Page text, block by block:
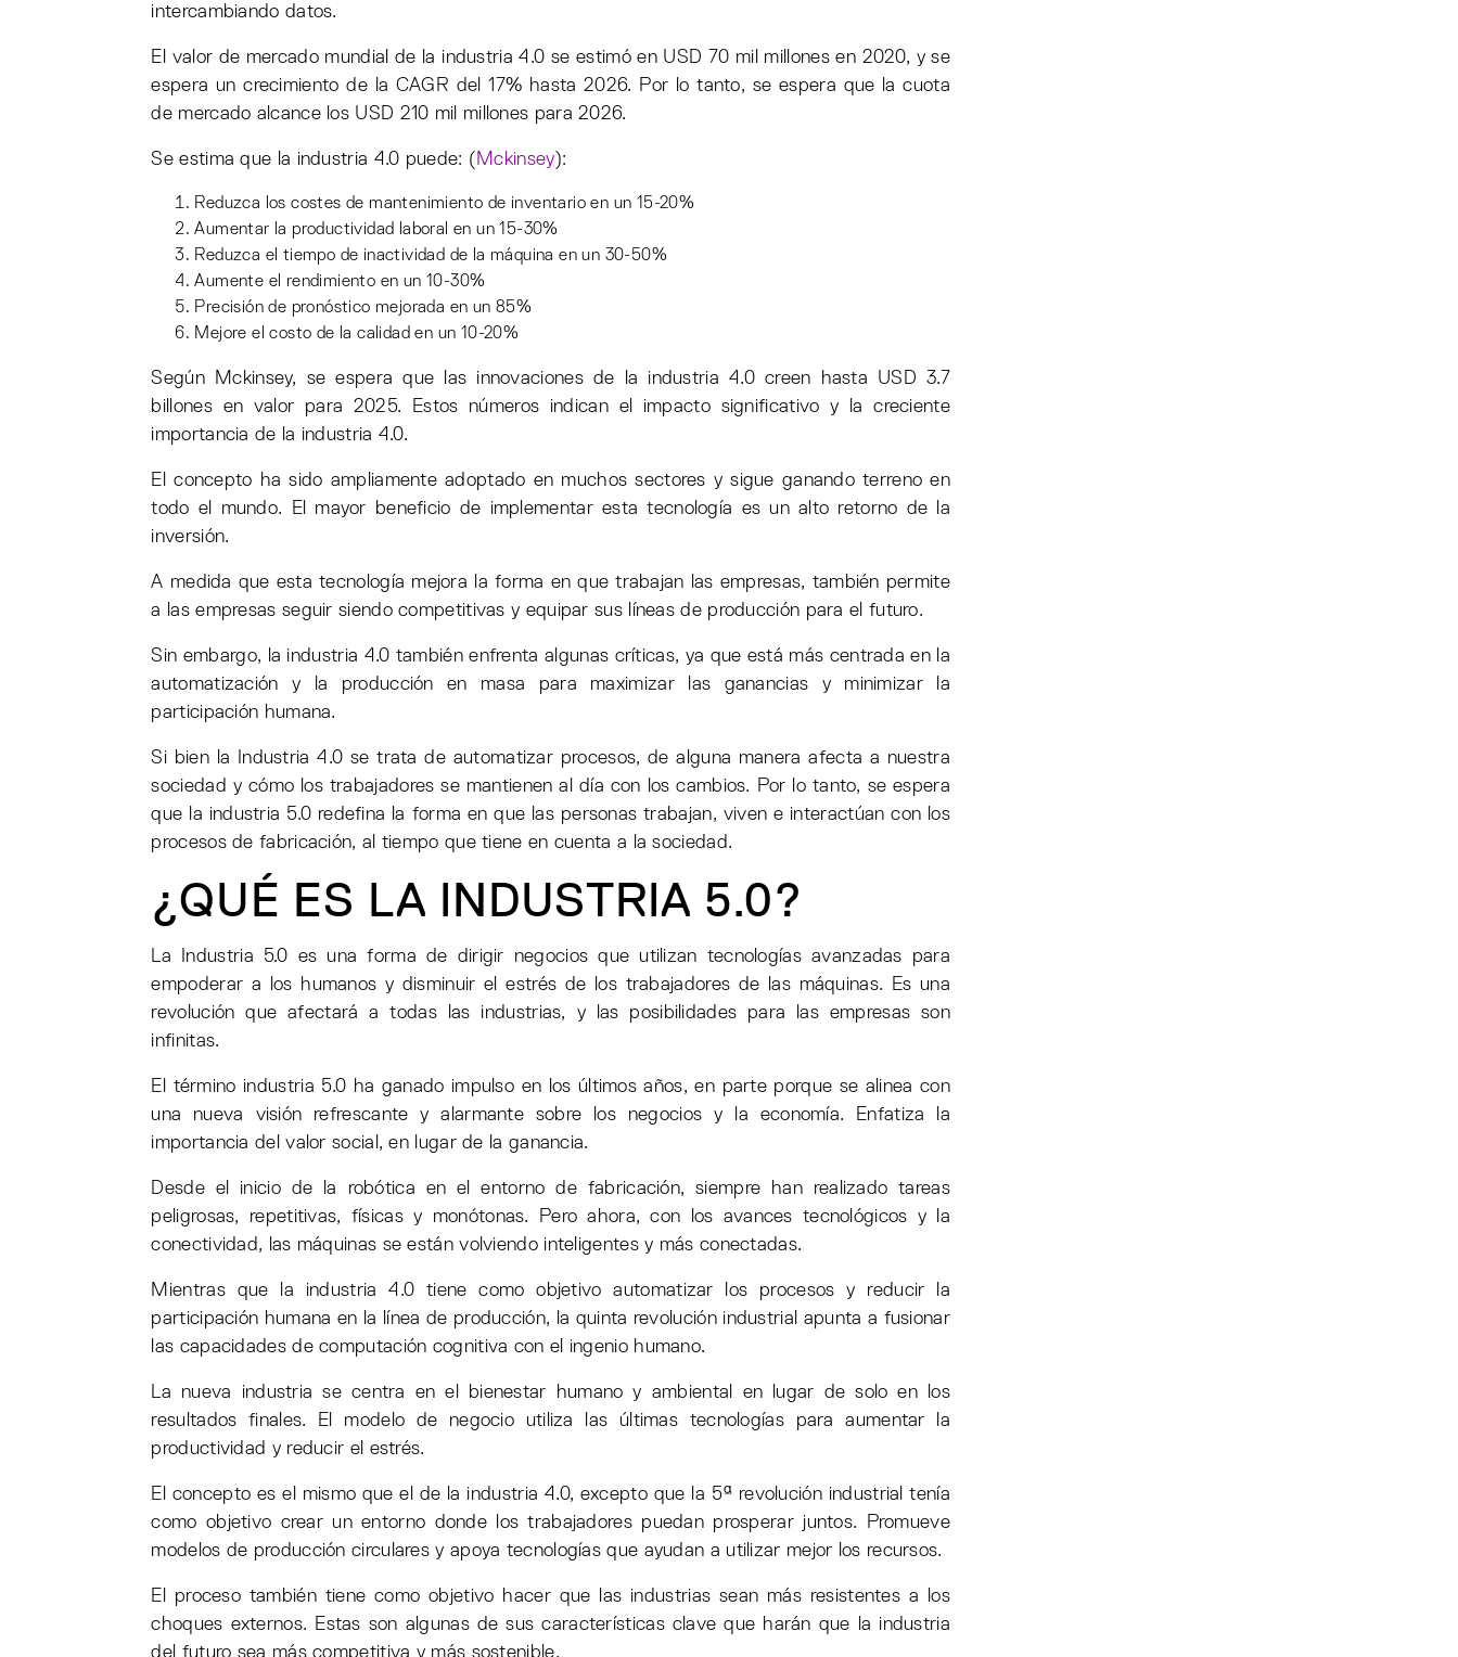
intercambiando datos.
El valor de mercado mundial de la industria 4.0 se estimó en USD 70 mil millones en 2020, y se
espera un crecimiento de la CAGR del 17% hasta 2026. Por lo tanto, se espera que la cuota
de mercado alcance los USD 210 mil millones para 2026.
Se estima que la industria 4.0 puede: ( Mckinsey):
Reduzca los costes de mantenimiento de inventario en un 15-20%
Aumentar la productividad laboral en un 15-30%
Reduzca el tiempo de inactividad de la máquina en un 30-50%
Aumente el rendimiento en un 10-30%
Precisión de pronóstico mejorada en un 85%
Mejore el costo de la calidad en un 10-20%
Según Mckinsey, se espera que las innovaciones de la industria 4.0 creen hasta USD 3.7
billones en valor para 2025. Estos números indican el impacto significativo y la creciente
importancia de la industria 4.0.
El concepto ha sido ampliamente adoptado en muchos sectores y sigue ganando terreno en
todo el mundo. El mayor beneficio de implementar esta tecnología es un alto retorno de la
inversión.
A medida que esta tecnología mejora la forma en que trabajan las empresas, también permite
a las empresas seguir siendo competitivas y equipar sus líneas de producción para el futuro.
Sin embargo, la industria 4.0 también enfrenta algunas críticas, ya que está más centrada en la
automatización y la producción en masa para maximizar las ganancias y minimizar la
participación humana.
Si bien la Industria 4.0 se trata de automatizar procesos, de alguna manera afecta a nuestra
sociedad y cómo los trabajadores se mantienen al día con los cambios. Por lo tanto, se espera
que la industria 5.0 redefina la forma en que las personas trabajan, viven e interactúan con los
procesos de fabricación, al tiempo que tiene en cuenta a la sociedad.
¿QUÉ ES LA INDUSTRIA 5.0?
La Industria 5.0 es una forma de dirigir negocios que utilizan tecnologías avanzadas para
empoderar a los humanos y disminuir el estrés de los trabajadores de las máquinas. Es una
revolución que afectará a todas las industrias, y las posibilidades para las empresas son
infinitas.
El término industria 5.0 ha ganado impulso en los últimos años, en parte porque se alinea con
una nueva visión refrescante y alarmante sobre los negocios y la economía. Enfatiza la
importancia del valor social, en lugar de la ganancia.
Desde el inicio de la robótica en el entorno de fabricación, siempre han realizado tareas
peligrosas, repetitivas, físicas y monótonas. Pero ahora, con los avances tecnológicos y la
conectividad, las máquinas se están volviendo inteligentes y más conectadas.
Mientras que la industria 4.0 tiene como objetivo automatizar los procesos y reducir la
participación humana en la línea de producción, la quinta revolución industrial apunta a fusionar
las capacidades de computación cognitiva con el ingenio humano.
La nueva industria se centra en el bienestar humano y ambiental en lugar de solo en los
resultados finales. El modelo de negocio utiliza las últimas tecnologías para aumentar la
productividad y reducir el estrés.
El concepto es el mismo que el de la industria 4.0, excepto que la 5ª revolución industrial tenía
como objetivo crear un entorno donde los trabajadores puedan prosperar juntos. Promueve
modelos de producción circulares y apoya tecnologías que ayudan a utilizar mejor los recursos.
El proceso también tiene como objetivo hacer que las industrias sean más resistentes a los
choques externos. Estas son algunas de sus características clave que harán que la industria
del futuro sea más competitiva y más sostenible.